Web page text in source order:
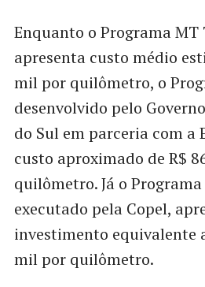
Enquanto o Programa MT
apresenta custo médio
mil por quilômetro, o
desenvolvido pelo
do Sul em parceria com a
custo aproximado de R$
quilômetro. Já o
executado pela Copel,
investimento equivalente
mil por quilômetro.